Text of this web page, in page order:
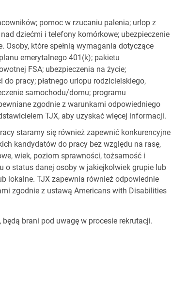
pomoc w rzucaniu palenia; urlop z
dziećmi i telefony komórkowe; ubezpieczenie
Osoby, które spełnią wymagania dotyczące
emerytalnego 401(k); pakietu
FSA; ubezpieczenia na życie;
pracy; płatnego urlopu rodzicielskiego,
samochodu/domu; programu
zgodnie z warunkami odpowiedniego
TJX, aby uzyskać więcej informacji.
staramy się również zapewnić konkurencyjne
kandydatów do pracy bez względu na rasę,
wiek, poziom sprawności, tożsamość i
o status danej osoby w jakiejkolwiek grupie lub
lokalne. TJX zapewnia również odpowiednie
zgodnie z ustawą Americans with Disabilities
brani pod uwagę w procesie rekrutacji.